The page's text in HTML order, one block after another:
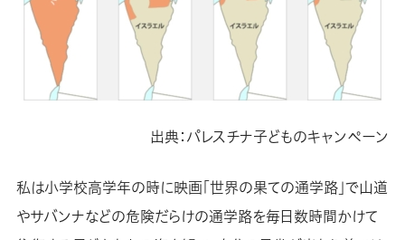
出典：パレスチナ子どものキャンペーン
私は小学校高学年の時に映画「世界の果ての通学路」で山道
やサバンナなどの危険だらけの通学路を毎日数時間かけて